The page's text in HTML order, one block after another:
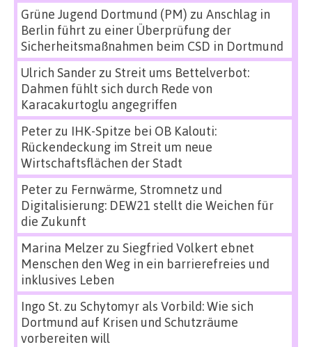
Grüne Jugend Dortmund (PM) zu Anschlag in
Berlin führt zu einer Überprüfung der
Sicherheitsmaßnahmen beim CSD in Dortmund
Ulrich Sanderzu Streit ums Bettelverbot:
Dahmen fühlt sich durch Rede von
Karacakurtoglu angegriffen
Peterzu IHK-Spitze bei OB Kalouti:
Rückendeckung im Streit um neue
Wirtschaftsflächen der Stadt
Peterzu Fernwärme, Stromnetz und
Digitalisierung: DEW21 stellt die Weichen für
die Zukunft
Marina Melzerzu Siegfried Volkert ebnet
Menschen den Weg in ein barrierefreies und
inklusives Leben
Ingo St.zu Schytomyr als Vorbild: Wie sich
Dortmund auf Krisen und Schutzräume
vorbereiten will